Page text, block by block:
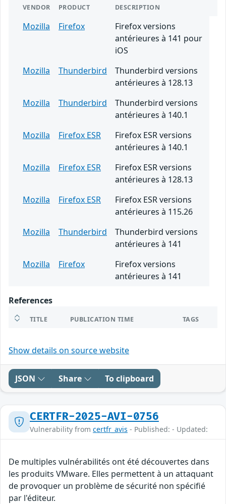
VENDOR PRODUCT DESCRIPTION
Mozilla Firefox
Firefox versions
antérieures à 141 pour
iOS
Mozilla
Thunderbird
Thunderbird versions
antérieures à 128.13
Mozilla
Thunderbird
Thunderbird versions
antérieures à 140.1
Mozilla
Firefox ESR
Firefox ESR versions
antérieures à 140.1
Mozilla
Firefox ESR
Firefox ESR versions
antérieures à 128.13
Mozilla
Firefox ESR
Firefox ESR versions
antérieures à 115.26
Mozilla
Thunderbird
Thunderbird versions
antérieures à 141
Mozilla
Firefox
Firefox versions
antérieures à 141
References
TITLE PUBLICATION TIME TAGS
Show details on source website
JSON Share To clipboard
CERTFR-2025-AVI-0756
Vulnerability from certfr_avis - Published: - Updated:
De multiples vulnérabilités ont été découvertes dans
les produits VMware. Elles permettent à un attaquant
de provoquer un problème de sécurité non spécifié
par l'éditeur.